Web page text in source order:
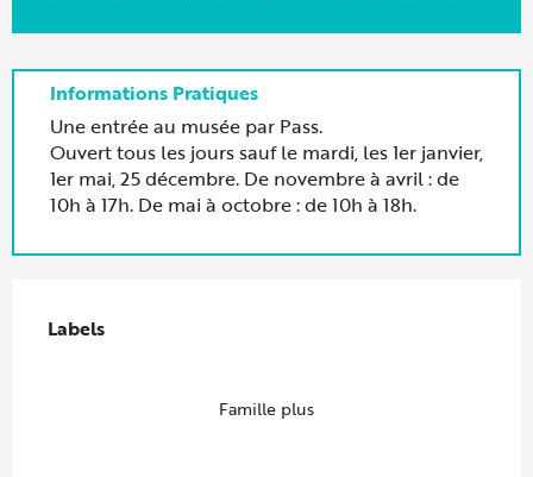
Une entrée au musée par Pass.
Ouvert tous les jours sauf le mardi, les 1er janvier,
1er mai, 25 décembre. De novembre à avril : de
10h à 17h. De mai à octobre : de 10h à 18h.
Labels
Labels
Famille plus